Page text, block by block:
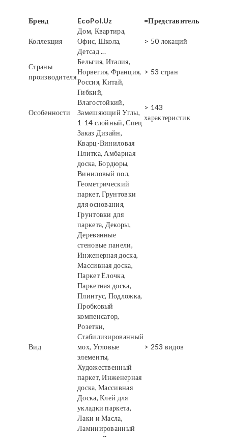
Бренд EcoPol.Uz =Представитель
Коллекция
Дом, Квартира,
Офис, Школа,
Детсад ...
> 50 локаций
Страны
производителя
Бельгия, Италия,
Норвегия, Франция,
Россия, Китай,
> 53 стран
Особенности
Гибкий,
Влагостойкий,
Замешяющий Углы,
1-14 слойный, Спец
Заказ Дизайн,
> 143
характеристик
Вид
Кварц-Виниловая
Плитка, Амбарная
доска, Бордюры,
Виниловый пол,
Геометрический
паркет, Грунтовки
для основания,
Грунтовки для
паркета, Декоры,
Деревянные
стеновые панели,
Инженерная доска,
Массивная доска,
Паркет Ёлочка,
Паркетная доска,
Плинтус, Подложка,
Пробковый
компенсатор,
Розетки,
Стабилизированный
мох, Угловые
элементы,
Художественный
паркет, Инженерная
доска, Массивная
Доска, Клей для
укладки паркета,
Лаки и Масла,
Ламинированный
> 253 видов